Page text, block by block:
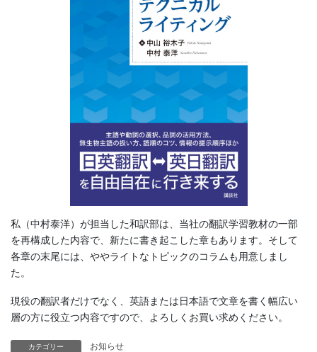
私（中村泰洋）が担当した和訳部は、当社の翻訳学習教材の一部
を再構成した内容で、新たに書き起こした章もあります。そして
各章の末尾には、ややライトなトピックのコラムも用意しまし
た。
現役の翻訳者だけでなく、英語または日本語で文章を書く幅広い
層の方に役立つ内容ですので、よろしくお買い求めください。
カテゴリー お知らせ